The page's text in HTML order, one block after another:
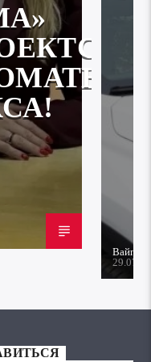
Вайгель